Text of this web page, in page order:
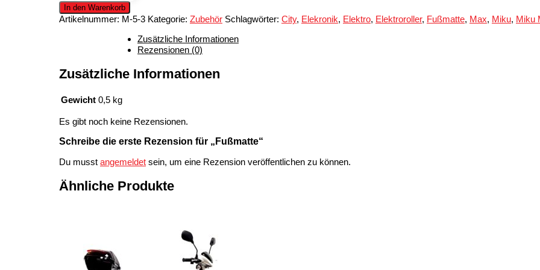
In den Warenkorb
Artikelnummer: M-5-3 Kategorie: Zubehör Schlagwörter: City, Elekronik, Elektro, Elektroroller, Fußmatte, Max, Miku, Miku
Zusätzliche Informationen
Rezensionen (0)
Zusätzliche Informationen
Gewicht 0,5 kg
Es gibt noch keine Rezensionen.
Schreibe die erste Rezension für „Fußmatte“
Du musst angemeldet sein, um eine Rezension veröffentlichen zu können.
Ähnliche Produkte